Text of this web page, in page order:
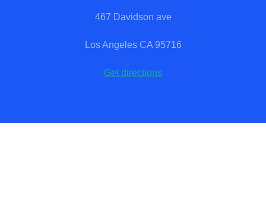
467 Davidson ave
Los Angeles CA 95716
Get directions